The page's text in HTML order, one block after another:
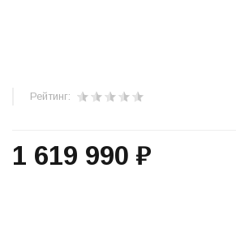
Рейтинг:
1 619 990 ₽